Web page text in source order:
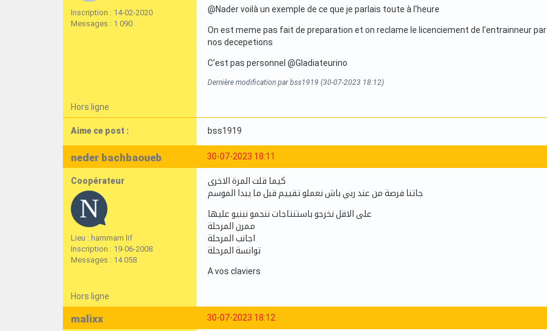
Inscription : 14-02-2020
Messages : 1 090
@Nader voilà un exemple de ce que je parlais toute à l'heure
On est meme pas fait de preparation et on reclame le licenciement de l'entrainneur
nos decepetions
C'est pas personnel @Gladiateurino
Dernière modification par bss1919 (30-07-2023 18:12)
Hors ligne
Aime ce post : bss1919
30-07-2023 18:11
neder bachbaoueb
Coopérateur
Lieu : hammam lif
Inscription : 19-06-2008
Messages : 14 058
كيما قلت المرة الاخرى
جاتنا فرصة من عند ربي باش نعملو تقييم قبل ما يبدا الموسم
على الاقل نخرجو باستنتاجات ننجمو نبنيو عليها
ممرن المرحلة
اجانب المرحلة
توانسة المرحلة
A vos claviers
Hors ligne
30-07-2023 18:12
malixx